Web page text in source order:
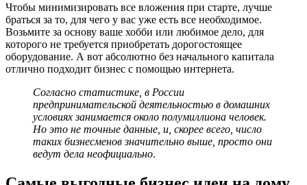
Чтобы минимизировать все вложения при старте, лучше
браться за то, для чего у вас уже есть все необходимое.
Возьмите за основу ваше хобби или любимое дело, для
которого не требуется приобретать дорогостоящее
оборудование. А вот абсолютно без начального капитала
отлично подходит бизнес с помощью интернета.
Согласно статистике, в России
предпринимательской деятельностью в домашних
условиях занимается около полумиллиона человек.
Но это не точные данные, и, скорее всего, число
таких бизнесменов значительно выше, просто они
ведут дела неофициально.